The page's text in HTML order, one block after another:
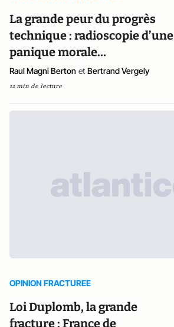
La grande peur du progrès
technique : radioscopie d’une
panique morale…
Raul Magni Berton et Bertrand Vergely
12 min de lecture
OPINION FRACTUREE
Loi Duplomb, la grande
fracture : France de